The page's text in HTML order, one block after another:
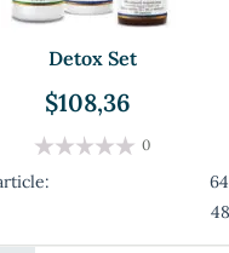
Detox Set
$108,36
0